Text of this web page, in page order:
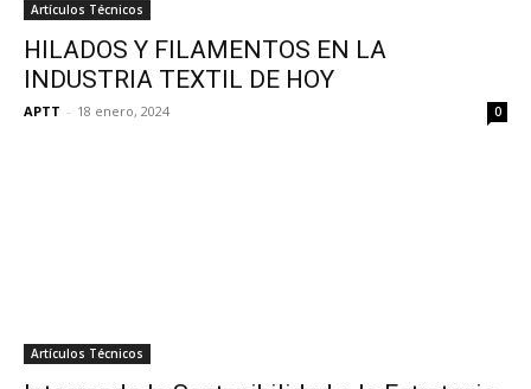
Artículos Técnicos
HILADOS Y FILAMENTOS EN LA
INDUSTRIA TEXTIL DE HOY
APTT - 18 enero, 2024 0
Artículos Técnicos